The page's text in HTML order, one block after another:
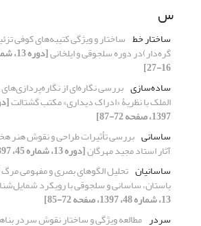
س
ساختار خط ساختار و ویژگی‌ کتیبه‌های کوفی
گره‌دار)در دوره سلجوقی و ایلخانی
16-27]
ساده‌سازی بررسی نگاره‌ای از
الملک با نظریۀ «ادراک دیداری» مکتب گشتالت
1397، صفحه 72-87]
ساسانی بررسی تأثیرات طراحی و نقوش هنر
آثار استاد مجید مهرگان[دوره 13، شماره 45، 1397، صفحه 32-51]
ساسانیان تحلیل الگوهای بصری و مفهومی مرگ
باستان، ساسانی و سلجوقی با رویکرد
13، شماره 48، 1397، صفحه 72-85]
سردر مطالعه ویژگی و ساختار نقوش سردر